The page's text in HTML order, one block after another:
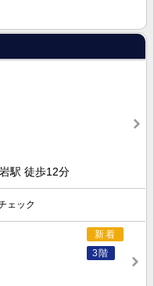
駅 徒歩12分
ェック
新着
3階